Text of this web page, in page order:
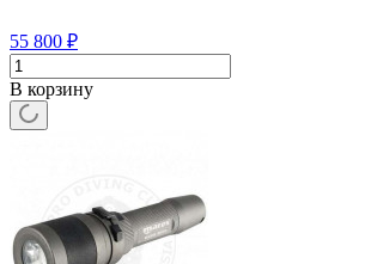
55 800 ₽
В корзину